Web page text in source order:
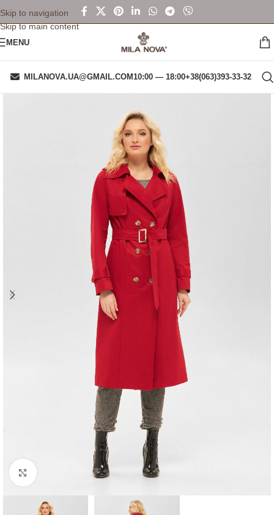
Skip to navigation
Skip to main content
MENU
MILANOVA.UA@GMAIL.COM10:00 — 18:00+38(063)393-33-32
Click to enlarge